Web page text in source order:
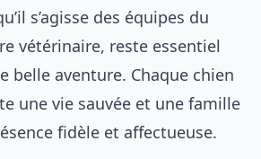
s’agisse des équipes du
vétérinaire, reste essentiel
belle aventure. Chaque chien
une vie sauvée et une famille
fidèle et affectueuse.